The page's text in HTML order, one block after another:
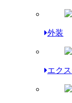
外装
エク